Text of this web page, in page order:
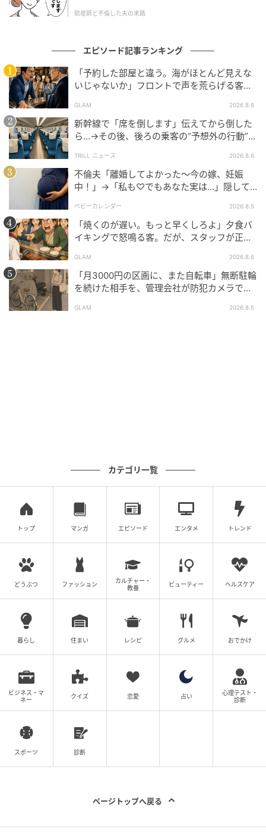
りません。私の歩み寄りが義母の負担になってしまう
著者：畑野ナツミ／女性・主婦
イラスト：マメ美
※ベビーカレンダーが独自に実施したアンケートで集
めた読者様の体験談をもとに記事化しています
ムーンカレンダー編集室では、女性の体を知って、毎
月をもっとラクに快適に、女性の一生をサポートする
記事を配信しています。すべての女性の毎日がもっと
ラクに楽しくなりますように！
ベビーカレンダー編集部／ムーンカレンダー編集室
元記事で読む
クリエイター情報
助産師と不倫した夫の末路
エピソード記事ランキング
「予約した部屋と違う。海がほとんど見えな
いじゃないか」フロントで声を荒らげる客。
GLAM 2026.8.6
新幹線で「席を倒します」伝えてから倒した
ら…→その後、後ろの乗客の“予想外の行動”に
TRILL ニュース 2026.8.6
不倫夫「離婚してよかった〜今の嫁、妊娠
中！」→「私も♡でもあなた実は…」隠して
ベビーカレンダー 2026.8.5
「焼くのが遅い。もっと早くしろよ」夕食バ
イキングで怒鳴る客。だが、スタッフが正論
GLAM 2026.8.6
「月3000円の区画に、また自転車」無断駐輪
を続けた相手を、管理会社が防犯カメラで特
GLAM 2026.8.5
カテゴリ一覧
トップ マンガ エピソード エンタメ トレンド
どうぶつ ファッション
カルチャー・
教養
ビューティー ヘルスケア
暮らし 住まい レシピ グルメ おでかけ
ビジネス・マ
ネー
クイズ 恋愛 占い
心理テスト・
診断
スポーツ 診断
ページトップへ戻る